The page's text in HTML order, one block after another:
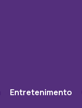
Entretenimento